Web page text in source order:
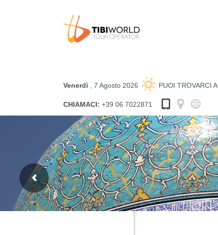
Venerdì , 7 Agosto 2026 PUOI TROVARCI
CHIAMACI: +39 06 7022871